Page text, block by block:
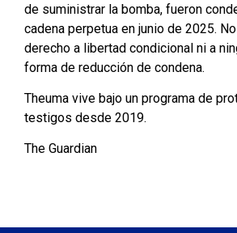
de suministrar la bomba, fueron
cadena perpetua en junio de 2025.
derecho a libertad condicional ni a
forma de reducción de condena.
Theuma vive bajo un programa de
testigos desde 2019.
The Guardian